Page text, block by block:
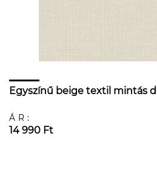
Egyszínű beige textil mintás
ÁR:
14 990 Ft